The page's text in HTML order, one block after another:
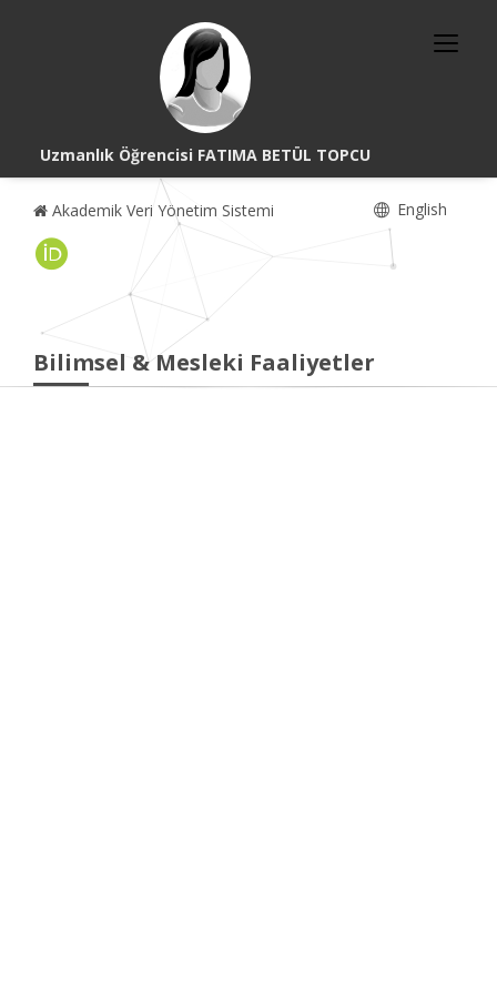
Uzmanlık Öğrencisi FATIMA BETÜL TOPCU
Akademik Veri Yönetim Sistemi English
Bilimsel & Mesleki Faaliyetler